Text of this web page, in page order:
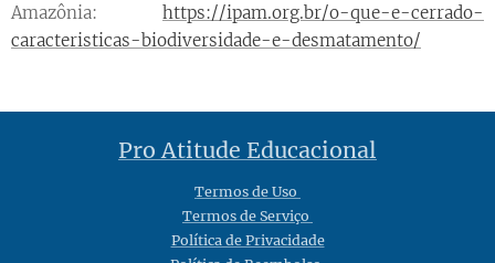
Amazônia: https://ipam.org.br/o-que-e-cerrado-
caracteristicas-biodiversidade-e-desmatamento/
Pro Atitude Educacional
Termos de Uso
Termos de Serviço
Política de Privacidade